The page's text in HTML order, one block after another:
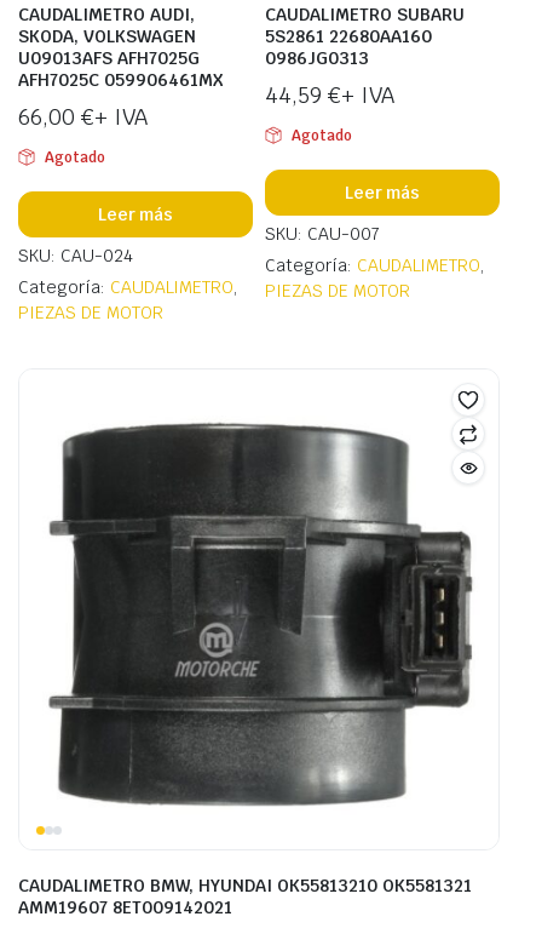
CAUDALIMETRO AUDI,
SKODA, VOLKSWAGEN
U09013AFS AFH7025G
AFH7025C 059906461MX
66,00 €+ IVA
Agotado
Leer más
SKU: CAU-024
Categoría: CAUDALIMETRO,
PIEZAS DE MOTOR
CAUDALIMETRO SUBARU
5S2861 22680AA160
0986JG0313
44,59 €+ IVA
Agotado
Leer más
SKU: CAU-007
Categoría: CAUDALIMETRO,
PIEZAS DE MOTOR
CAUDALIMETRO BMW, HYUNDAI OK55813210 OK5581321
AMM19607 8ET009142021